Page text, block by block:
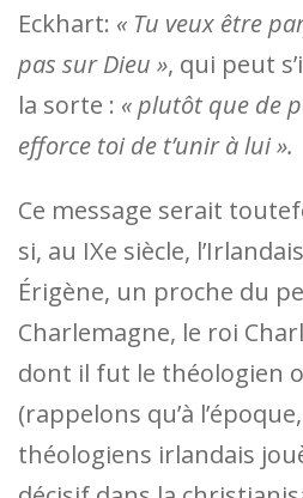
Eckhart: « Tu veux être
pas sur Dieu », qui peut
la sorte : « plutôt que de
efforce toi de t’unir à lui ».
Ce message serait
si, au IXe siècle,
Érigène, un proche du
Charlemagne, le roi
dont il fut le théologien
(rappelons qu’à
théologiens irlandais